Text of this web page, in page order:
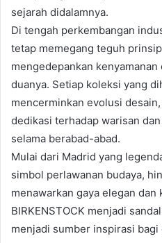
sejarah didalamnya.
Di tengah perkembangan
tetap memegang teguh
mengedepankan
duanya. Setiap koleksi yang
mencerminkan evolusi
dedikasi terhadap warisan
selama berabad-abad.
Mulai dari Madrid yang
simbol perlawanan budaya,
menawarkan gaya elegan dan
BIRKENSTOCK menjadi
menjadi sumber inspirasi